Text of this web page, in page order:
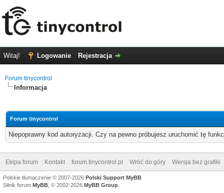
Witaj! Logowanie Rejestracja
Forum tinycontrol
Informacja
Forum tinycontrol
Niepoprawny kod autoryzacji. Czy na pewno próbujesz uruchomić tę
Ekipa forum Kontakt forum.tinycontrol.pl Wróć do góry Wersja bez grafiki
Polskie tłumaczenie © 2007-2026 Polski Support MyBB
Silnik forum MyBB , © 2002-2026 MyBB Group